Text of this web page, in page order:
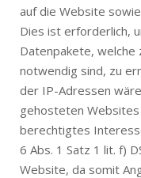
auf die Website
Dies ist erforderlich,
Datenpakete, welche
notwendig sind, zu
der IP-Adressen
gehosteten
berechtigtes
6 Abs. 1 Satz 1 lit. f)
Website, da somit